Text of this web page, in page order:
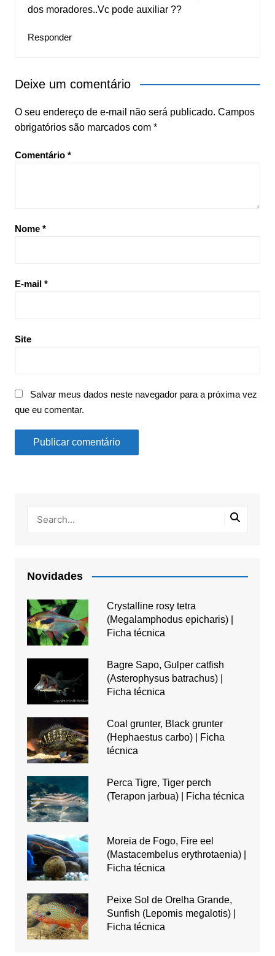
dos moradores..Vc pode auxiliar ??
Responder
Deixe um comentário
O seu endereço de e-mail não será publicado. Campos
obrigatórios são marcados com *
Comentário *
Nome *
E-mail *
Site
Salvar meus dados neste navegador para a próxima vez
que eu comentar.
Novidades
Crystalline rosy tetra
(Megalamphodus epicharis) |
Ficha técnica
Bagre Sapo, Gulper catfish
(Asterophysus batrachus) |
Ficha técnica
Coal grunter, Black grunter
(Hephaestus carbo) | Ficha
técnica
Perca Tigre, Tiger perch
(Terapon jarbua) | Ficha técnica
Moreia de Fogo, Fire eel
(Mastacembelus erythrotaenia) |
Ficha técnica
Peixe Sol de Orelha Grande,
Sunfish (Lepomis megalotis) |
Ficha técnica